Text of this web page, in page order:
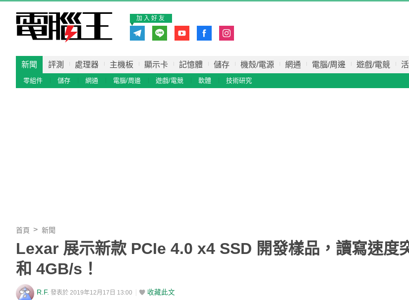
加入好友
新聞 評測 處理器 主機板 顯示卡 記憶體 儲存 機殼/電源 網通 電腦/周邊 遊戲/電競
零組件 儲存 網通 電腦/周邊 遊戲/電競 軟體 技術研究
首頁 新聞
Lexar 展示新款 PCIe 4.0 x4 SSD 開發樣品，讀寫速度
和 4GB/s！
R.F. 發表於 2019年12月17日 13:00 收藏此文